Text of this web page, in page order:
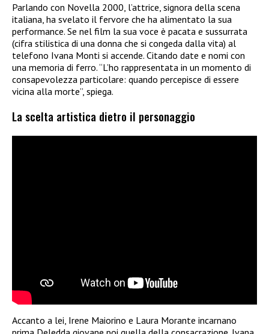
Parlando con Novella 2000, l’attrice, signora della scena
italiana, ha svelato il fervore che ha alimentato la sua
performance. Se nel film la sua voce è pacata e sussurrata
(cifra stilistica di una donna che si congeda dalla vita) al
telefono Ivana Monti si accende. Citando date e nomi con
una memoria di ferro. “L’ho rappresentata in un momento di
consapevolezza particolare: quando percepisce di essere
vicina alla morte”, spiega.
La scelta artistica dietro il personaggio
Accanto a lei, Irene Maiorino e Laura Morante incarnano